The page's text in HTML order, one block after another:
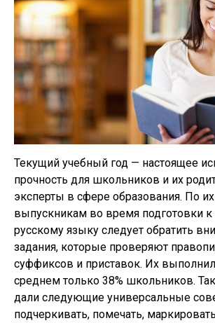
Текущий учебный год — настоящее
прочность для школьников и их
эксперты в сфере образования. По
выпускникам во время подготовки к
русскому языку следует обратить
задания, которые проверяют
суффиксов и приставок. Их
среднем только 38% школьников.
дали следующие универсальные
подчеркивать, помечать,